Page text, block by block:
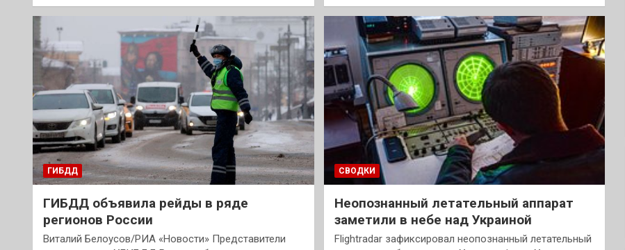
ГИБДД
ГИБДД объявила рейды в ряде
регионов России
Виталий Белоусов/РИА «Новости» Представители
СВОДКИ
Неопознанный летательный аппарат
заметили в небе над Украиной
Flightradar зафиксировал неопознанный летательный